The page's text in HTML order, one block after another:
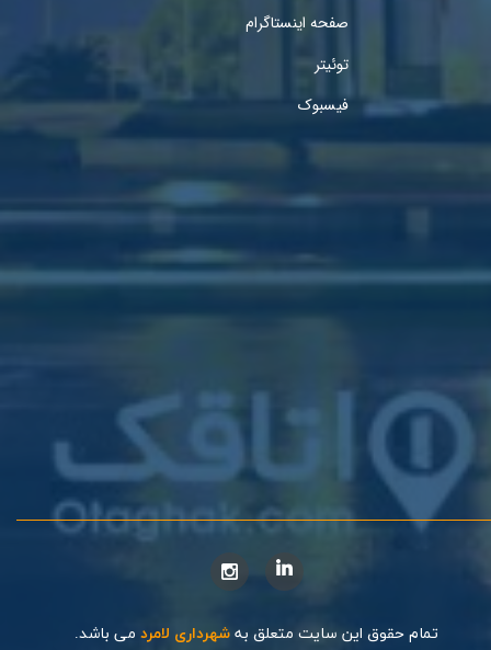
صفحه اینستاگرام
توئیتر
فیسبوک
تمام حقوق این سایت متعلق به شهرداری لامرد می باشد.